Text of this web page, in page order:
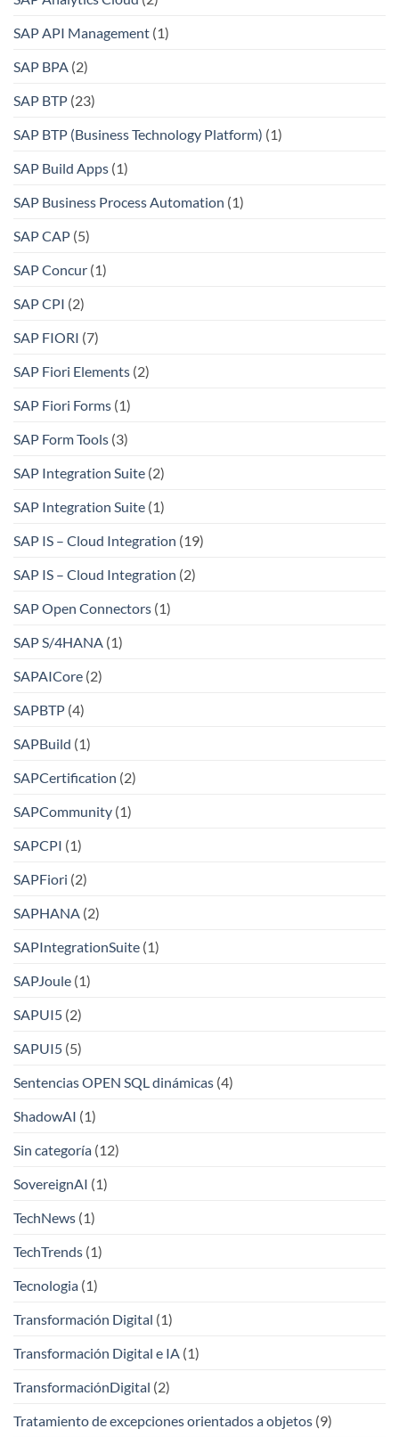
SAP API Management (1)
SAP BPA (2)
SAP BTP (23)
SAP BTP (Business Technology Platform) (1)
SAP Build Apps (1)
SAP Business Process Automation (1)
SAP CAP (5)
SAP Concur (1)
SAP CPI (2)
SAP FIORI (7)
SAP Fiori Elements (2)
SAP Fiori Forms (1)
SAP Form Tools (3)
SAP Integration Suite (2)
SAP Integration Suite (1)
SAP IS – Cloud Integration (19)
SAP IS – Cloud Integration (2)
SAP Open Connectors (1)
SAP S/4HANA (1)
SAPAICore (2)
SAPBTP (4)
SAPBuild (1)
SAPCertification (2)
SAPCommunity (1)
SAPCPI (1)
SAPFiori (2)
SAPHANA (2)
SAPIntegrationSuite (1)
SAPJoule (1)
SAPUI5 (2)
SAPUI5 (5)
Sentencias OPEN SQL dinámicas (4)
ShadowAI (1)
Sin categoría (12)
SovereignAI (1)
TechNews (1)
TechTrends (1)
Tecnologia (1)
Transformación Digital (1)
Transformación Digital e IA (1)
TransformaciónDigital (2)
Tratamiento de excepciones orientados a objetos (9)